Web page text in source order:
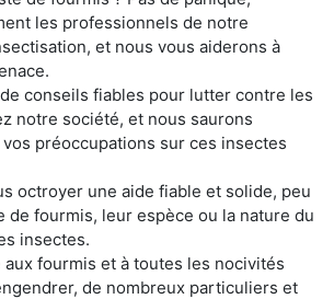
les professionnels de notre
et nous vous aiderons à
conseils fiables pour lutter contre les
notre société, et nous saurons
préoccupations sur ces insectes
octroyer une aide fiable et solide, peu
de fourmis, leur espèce ou la nature du
insectes.
fourmis et à toutes les nocivités
de nombreux particuliers et